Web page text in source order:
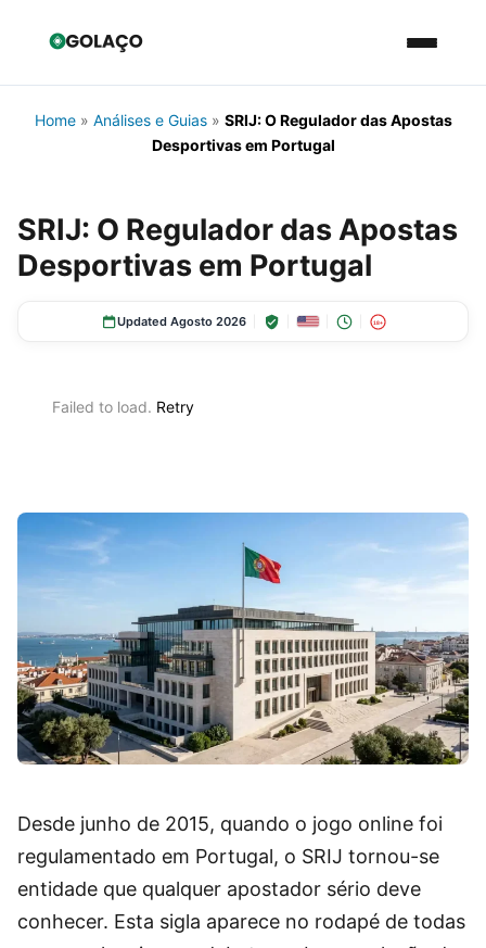
Home» Análises e Guias» SRIJ: O Regulador das Apostas
Desportivas em Portugal
SRIJ: O Regulador das Apostas
Desportivas em Portugal
Updated Agosto 2026 18+
Failed to load. Retry
Desde junho de 2015, quando o jogo online foi
regulamentado em Portugal, o SRIJ tornou-se
entidade que qualquer apostador sério deve
conhecer. Esta sigla aparece no rodapé de todas